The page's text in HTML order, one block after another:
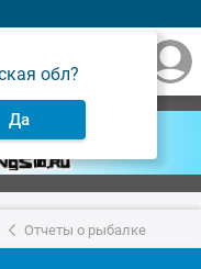
обл?
Да
Отчеты о рыбалке